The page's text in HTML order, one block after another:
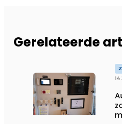
Gerelateerde
14